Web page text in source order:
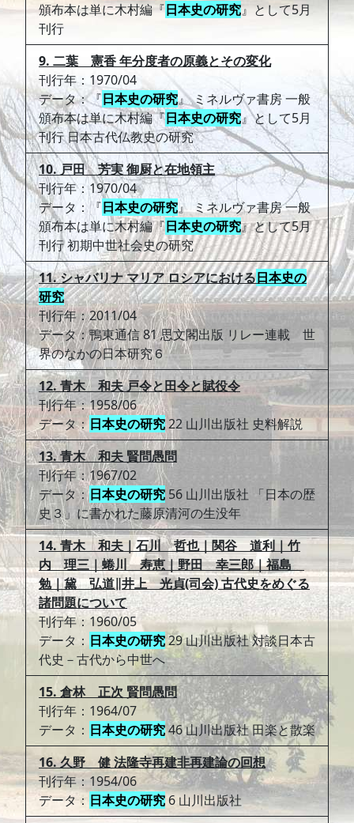
頒布本は単に木村編『日本史の研究』として5月
刊行
9. 二葉 憲香 年分度者の原義とその変化
刊行年：1970/04
データ：『日本史の研究』 ミネルヴァ書房 一般
頒布本は単に木村編『日本史の研究』として5月
刊行 日本古代仏教史の研究
10. 戸田 芳実 御厨と在地領主
刊行年：1970/04
データ：『日本史の研究』 ミネルヴァ書房 一般
頒布本は単に木村編『日本史の研究』として5月
刊行 初期中世社会史の研究
11. シャバリナ マリア ロシアにおける日本史の
研究
刊行年：2011/04
データ：鴨東通信 81 思文閣出版 リレー連載 世
界のなかの日本研究６
12. 青木 和夫 戸令と田令と賦役令
刊行年：1958/06
データ：日本史の研究22 山川出版社 史料解説
13. 青木 和夫 賢問愚問
刊行年：1967/02
データ：日本史の研究 56 山川出版社 「日本の歴
史３」に書かれた藤原清河の生没年
14. 青木 和夫｜石川 哲也｜関谷 道利｜竹
内 理三｜蜷川 寿恵｜野田 幸三郎｜福島
勉｜黛 弘道∥井上 光貞(司会) 古代史をめぐる
諸問題について
刊行年：1960/05
データ： 日本史の研究29 山川出版社 対談日本古
代史－古代から中世へ
15. 倉林 正次 賢問愚問
刊行年：1964/07
データ： 日本史の研究46 山川出版社 田楽と散楽
16. 久野 健 法隆寺再建非再建論の回想
刊行年：1954/06
データ： 日本史の研究6 山川出版社